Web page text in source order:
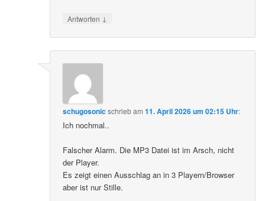
Antworten ↓
schugosonicschriebam11. April 2026 um 02:15 Uhr:
Ich nochmal..
Falscher Alarm. Die MP3 Datei ist im Arsch, nicht
der Player.
Es zeigt einen Ausschlag an in 3 Playern/Browser
aber ist nur Stille.